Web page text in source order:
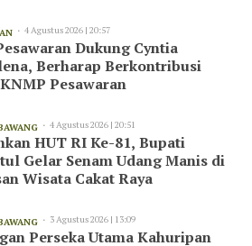
4 Agustus 2026 | 20:57
Dukung Cyntia
Berharap Berkontribusi
Pesawaran
4 Agustus 2026 | 20:51
HUT RI Ke-81, Bupati
Gelar Senam Udang Manis di
Wisata Cakat Raya
3 Agustus 2026 | 13:09
Perseka Utama Kahuripan